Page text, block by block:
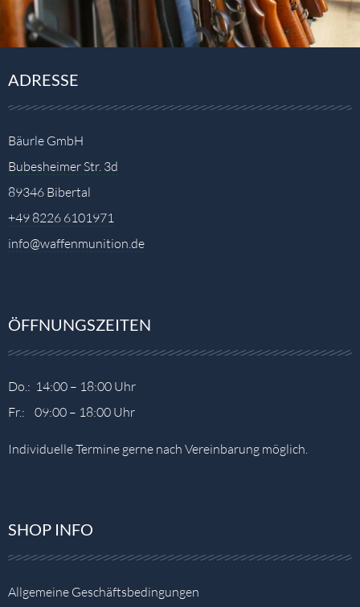
ADRESSE
Bäurle GmbH
Bubesheimer Str. 3d
89346 Bibertal
+49 8226 6101971
info@waffenmunition.de
ÖFFNUNGSZEITEN
Do.: 14:00 – 18:00 Uhr
Fr.: 09:00 – 18:00 Uhr
Individuelle Termine gerne nach Vereinbarung möglich.
SHOP INFO
Allgemeine Geschäftsbedingungen